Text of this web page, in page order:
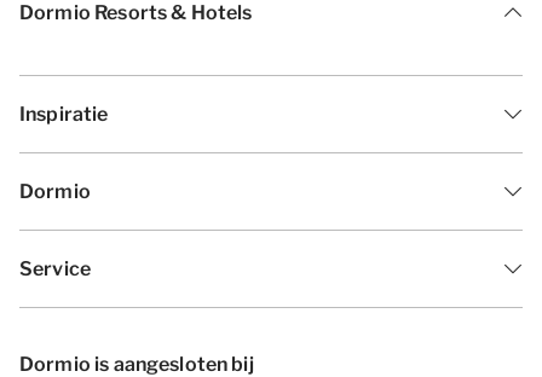
Dormio Resorts & Hotels
Inspiratie
Dormio
Service
Dormio is aangesloten bij